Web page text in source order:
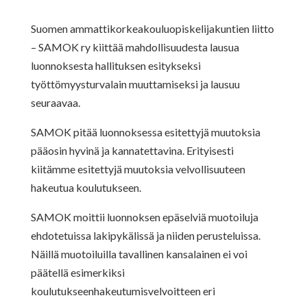
Suomen ammattikorkeakouluopiskelijakuntien liitto
– SAMOK ry kiittää mahdollisuudesta lausua
luonnoksesta hallituksen esitykseksi
työttömyysturvalain muuttamiseksi ja lausuu
seuraavaa.
SAMOK pitää luonnoksessa esitettyjä muutoksia
pääosin hyvinä ja kannatettavina. Erityisesti
kiitämme esitettyjä muutoksia velvollisuuteen
hakeutua koulutukseen.
SAMOK moittii luonnoksen epäselviä muotoiluja
ehdotetuissa lakipykälissä ja niiden perusteluissa.
Näillä muotoiluilla tavallinen kansalainen ei voi
päätellä esimerkiksi
koulutukseenhakeutumisvelvoitteen eri